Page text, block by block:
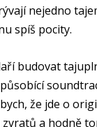
nejedno
spíš pocity.
budovat
že jde o
a hodně